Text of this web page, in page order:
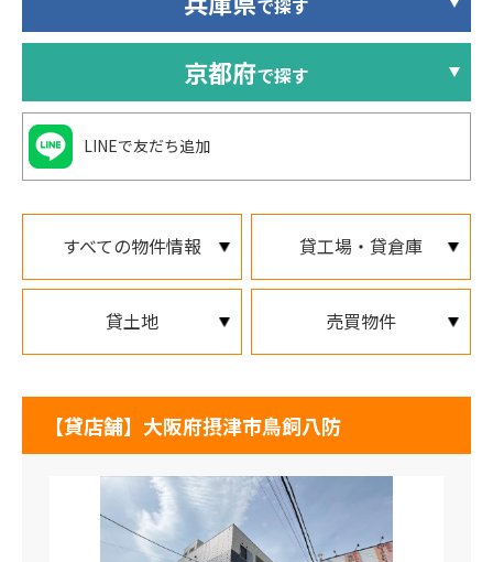
すべての物件情報 貸工場・貸倉庫
貸土地 売買物件
【貸店舗】大阪府摂津市鳥飼八防
で探す
京都府で探す
LINEで友だち追加